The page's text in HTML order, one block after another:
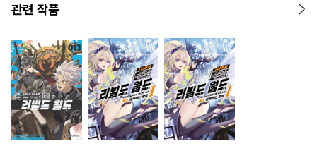
관련 작품